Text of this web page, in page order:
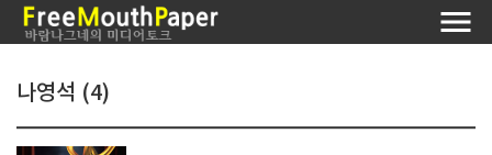
나영석 (4)